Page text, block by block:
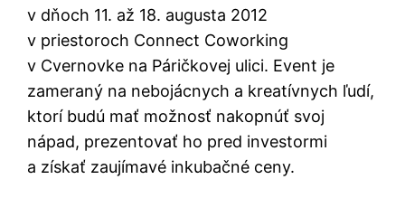
v dňoch 11. až 18. augusta 2012
v priestoroch Connect Coworking
v Cvernovke na Páričkovej ulici. Event je
zameraný na nebojácnych a kreatívnych ľudí,
ktorí budú mať možnosť nakopnúť svoj
nápad, prezentovať ho pred investormi
a získať zaujímavé inkubačné ceny.